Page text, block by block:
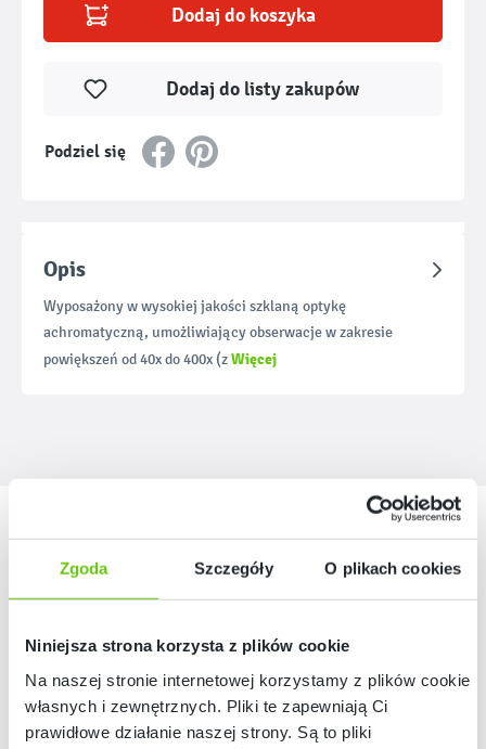
Zgoda Szczegóły O plikach cookies
Niniejsza strona korzysta z plików cookie
Na naszej stronie internetowej korzystamy z plików cookie:
własnych i zewnętrznych. Pliki te zapewniają Ci
prawidłowe działanie naszej strony. Są to pliki
Dodaj do koszyka
Podziel się
Dodaj do listy zakupów
Opis
Wyposażony w wysokiej jakości szklaną optykę
achromatyczną, umożliwiający obserwacje w zakresie
powiększeń od 40x do 400x (zWięcej